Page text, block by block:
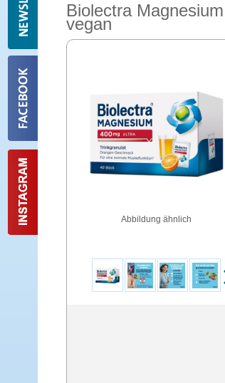
Biolectra
vegan
Abbildung ähnlich